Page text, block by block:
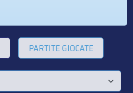
PARTITE GIOCATE